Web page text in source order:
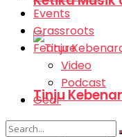
Tinju
Events
Grassroots
Feature
Video
Podcast
Gear